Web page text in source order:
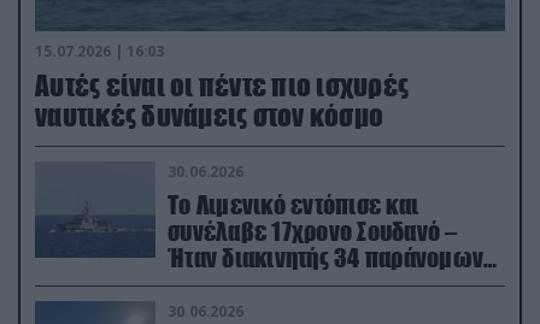
15.07.2026 | 16:03
Aυτές είναι οι πέντε πιο ισχυρές
ναυτικές δυνάμεις στον κόσμο
30.06.2026
Το Λιμενικό εντόπισε και
συνέλαβε 17χρονο Σουδανό –
Ήταν διακινητής 34 παράνομων
μεταναστών
30.06.2026